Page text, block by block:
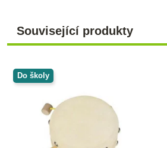
Související produkty
Do školy